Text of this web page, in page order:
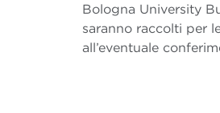
Bologna University
saranno raccolti per
all’eventuale